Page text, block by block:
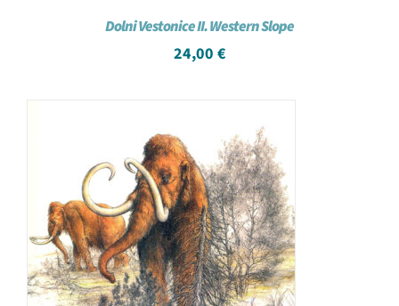
Dolni Vestonice II. Western Slope
24,00 €